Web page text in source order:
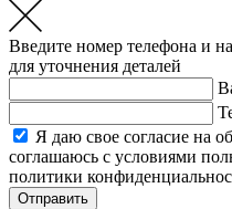
Введите номер телефона и
для уточнения деталей
Я даю свое согласие на
соглашаюсь с условиями
политики